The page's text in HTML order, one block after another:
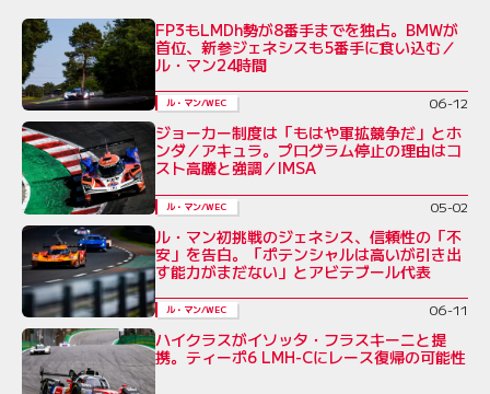
FP3もLMDh勢が8番手までを独占。BMWが
首位、新参ジェネシスも5番手に食い込む／
ル・マン24時間
ル・マン/WEC 06-12
ジョーカー制度は「もはや軍拡競争だ」とホ
ンダ／アキュラ。プログラム停止の理由はコ
スト高騰と強調／IMSA
ル・マン/WEC 05-02
ル・マン初挑戦のジェネシス、信頼性の「不
安」を告白。「ポテンシャルは高いが引き出
す能力がまだない」とアビテブール代表
ル・マン/WEC 06-11
ハイクラスがイソッタ・フラスキーニと提
携。ティーポ6 LMH-Cにレース復帰の可能性